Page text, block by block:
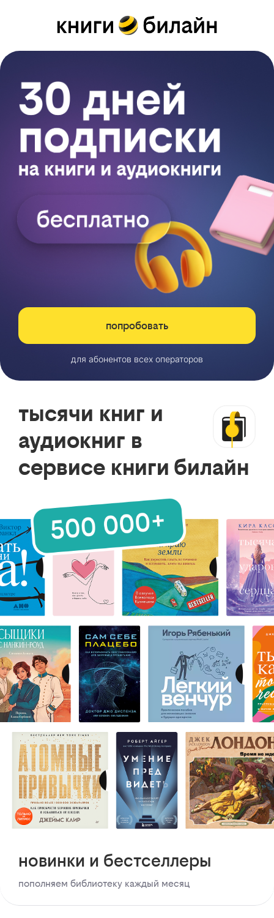
попробовать
для абонентов всех операторов
тысячи книг и
аудиокниг в
сервисе книги билайн
новинки и бестселлеры
пополняем библиотеку каждый месяц